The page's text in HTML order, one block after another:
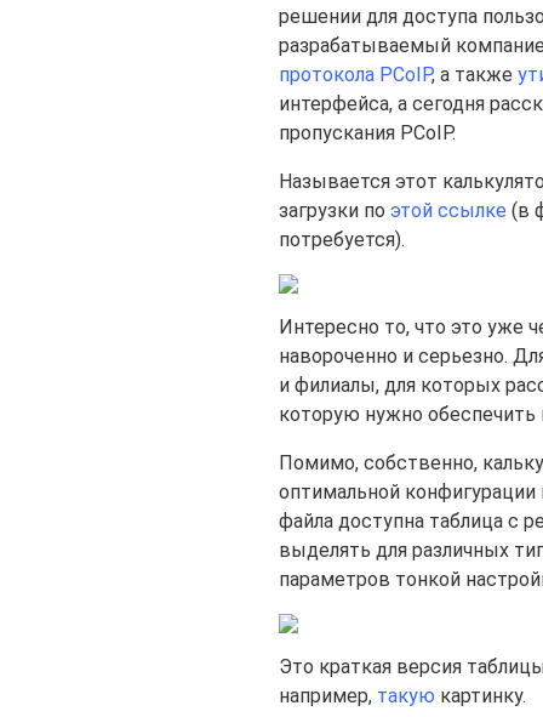
решении для доступа
разрабатываемый
протокола PCoIP, а также
интерфейса, а сегодня
пропускания PCoIP.
Называется этот
загрузки по этой ссылке (в
потребуется).
Интересно то, что это уже
навороченно и серьезно.
и филиалы, для которых
которую нужно
Помимо, собственно,
оптимальной
файла доступна таблица с
выделять для различных
параметров тонкой
Это краткая версия
например, такую картинку.